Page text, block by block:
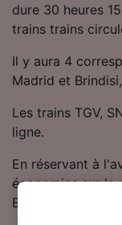
dure 30 heures
trains trains
Il y aura 4
Madrid et
Les trains TGV,
ligne.
En réservant à
économies sur
Brindisi.